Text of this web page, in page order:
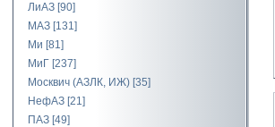
ЛиАЗ [90]
МАЗ [131]
Ми [81]
МиГ [237]
Москвич (АЗЛК, ИЖ) [35]
НефАЗ [21]
ПАЗ [49]